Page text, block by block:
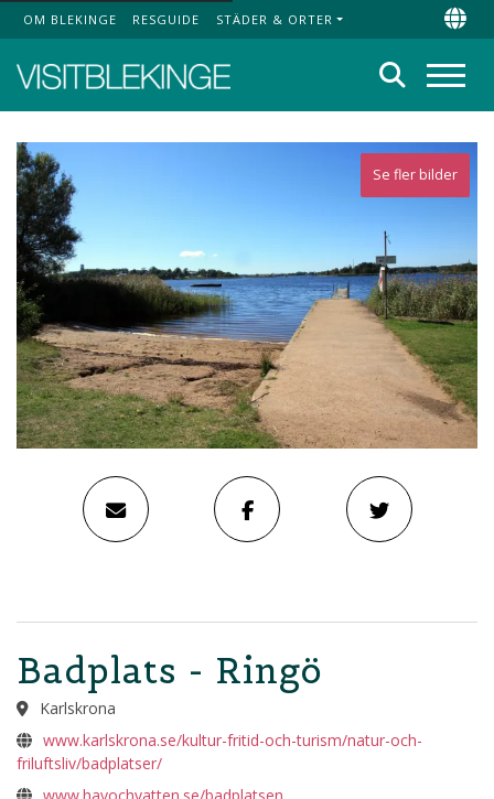
Top Menu
OM BLEKINGE RESGUIDE STÄDER & ORTER
Sök
Se fler bilder
Badplats - Ringö
Karlskrona
www.karlskrona.se/kultur-fritid-och-turism/natur-och-
friluftsliv/badplatser/